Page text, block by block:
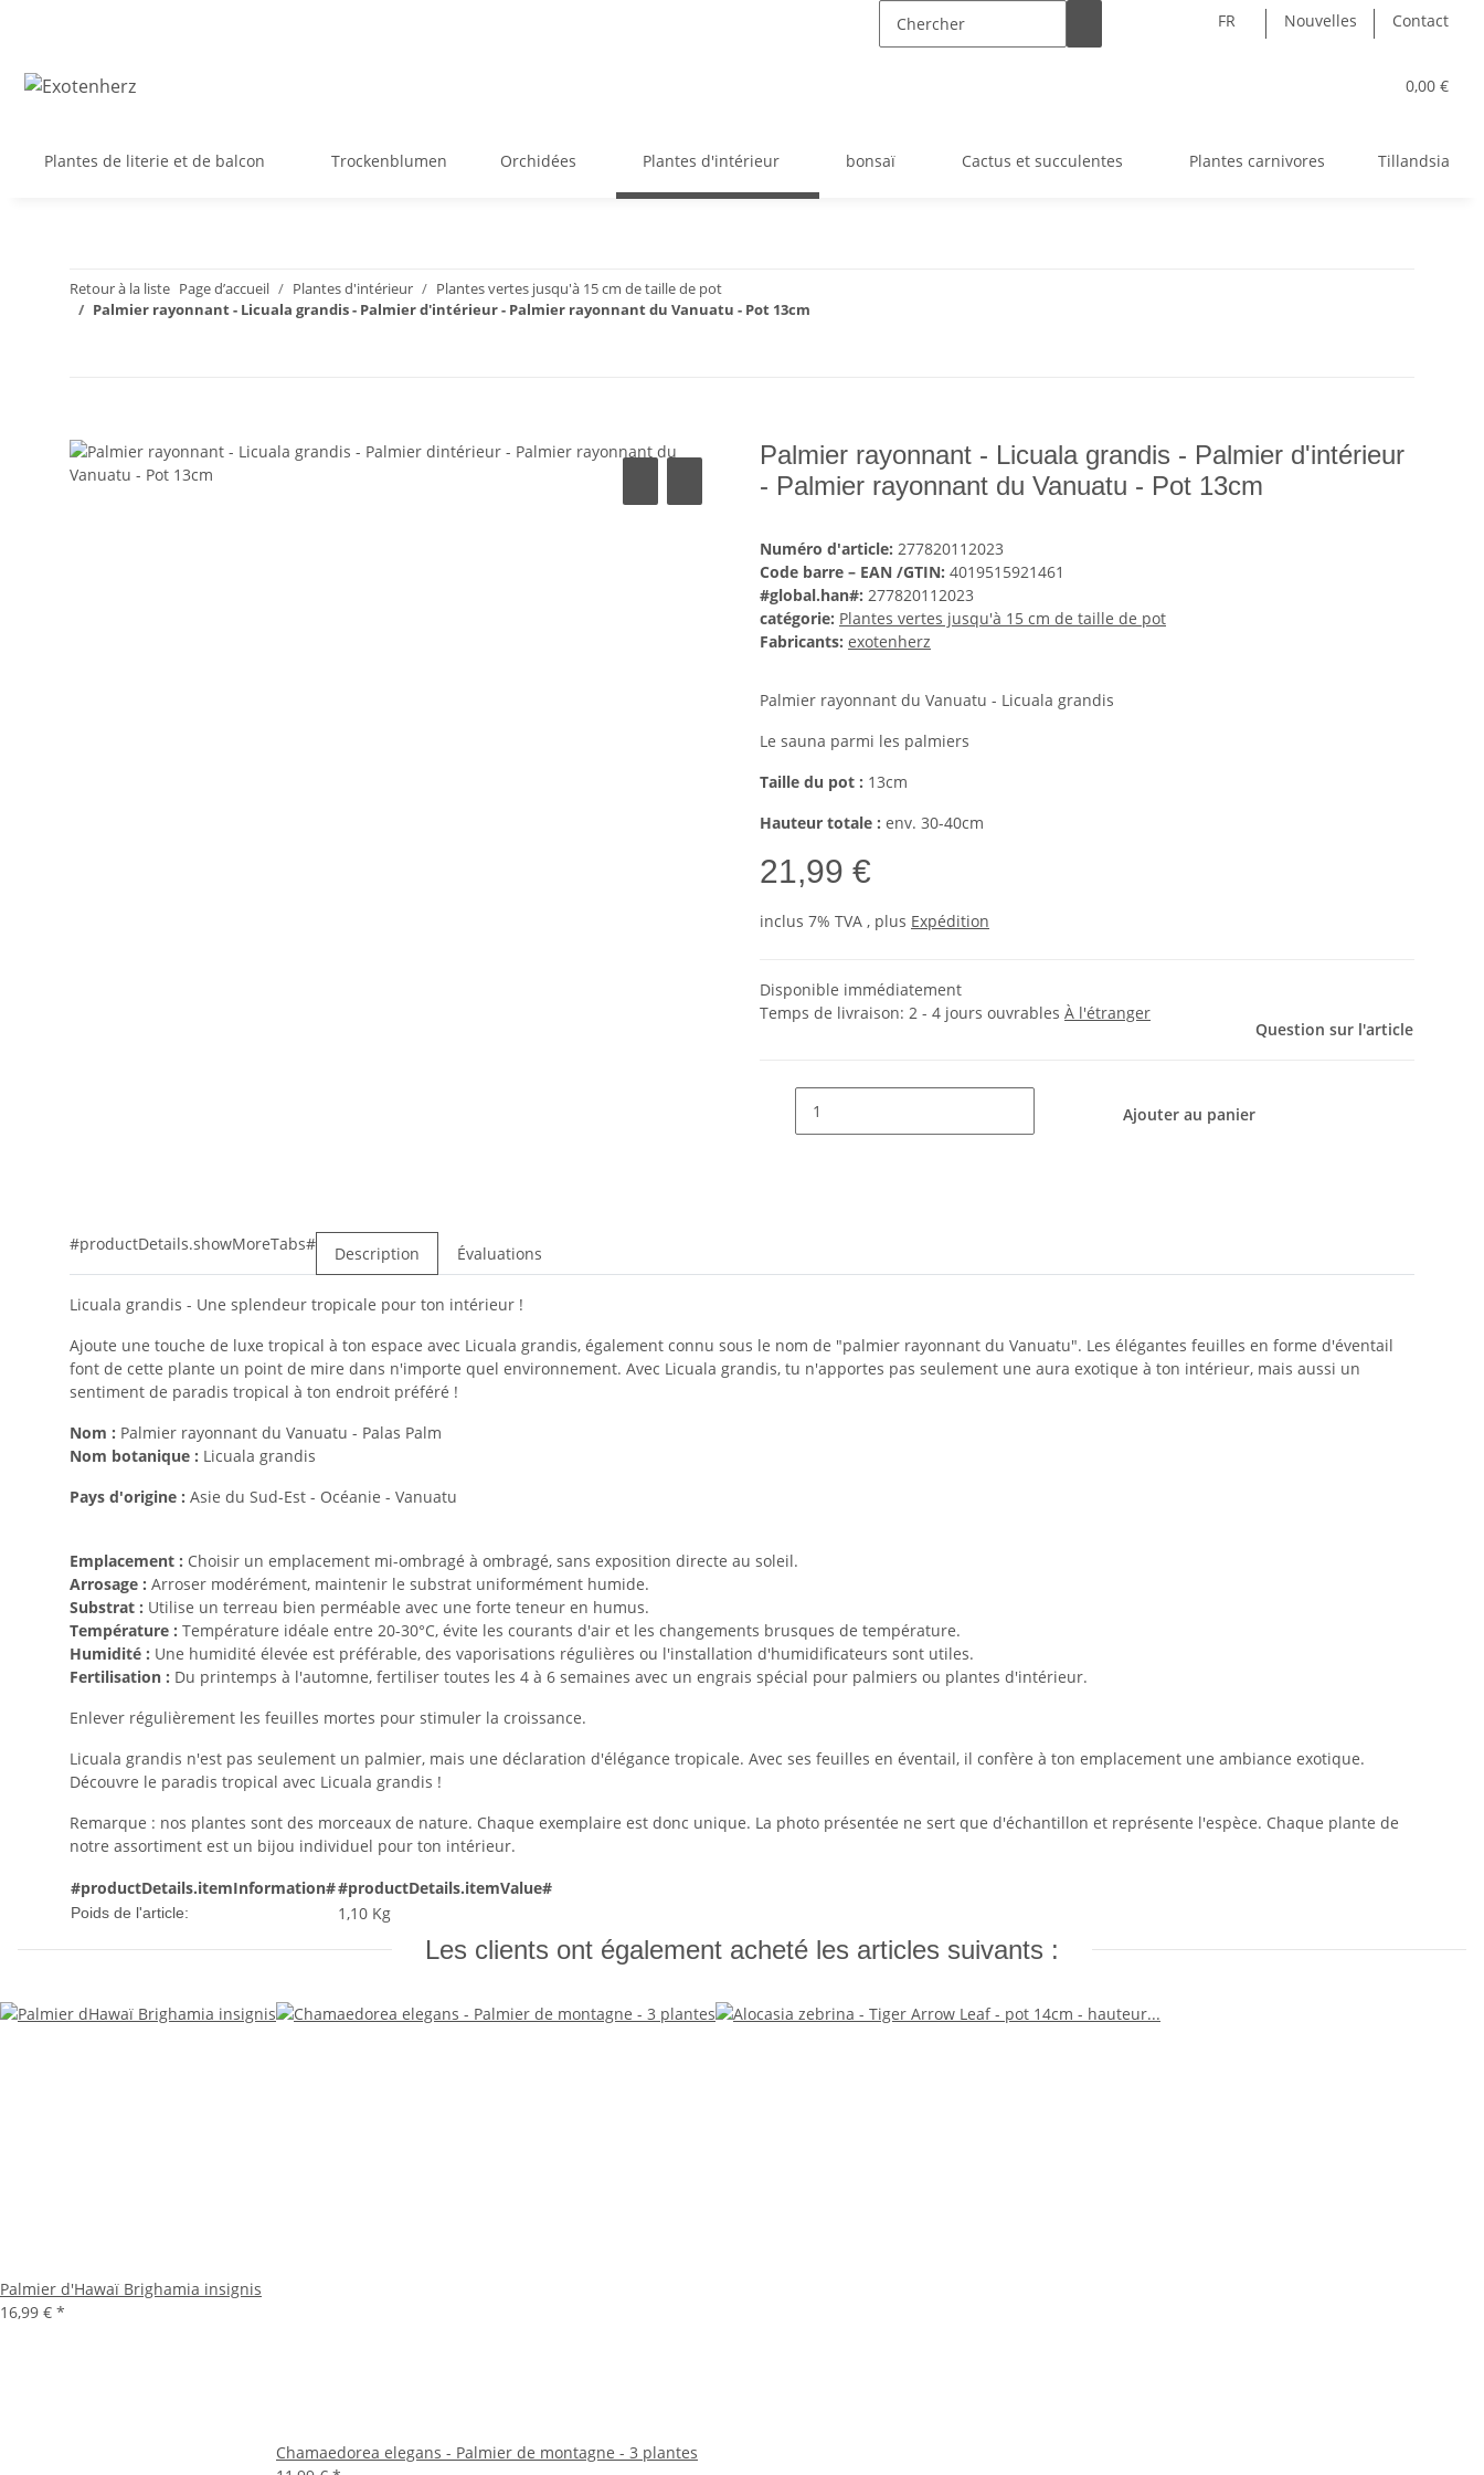
FR Nouvelles Contact
0,00 €
Plantes de literie et de balcon Trockenblumen Orchidées Plantes d'intérieur bonsaï Cactus et succulentes Plantes carnivores Tillandsia
Retour à la liste Page d’accueil Plantes d'intérieur
Plantes vertes jusqu'à 15 cm de taille de pot
Palmier rayonnant - Licuala grandis - Palmier d'intérieur - Palmier rayonnant du Vanuatu - Pot 13cm
Palmier rayonnant - Licuala grandis - Palmier d'intérieur
- Palmier rayonnant du Vanuatu - Pot 13cm
Numéro d'article: 277820112023
Code barre – EAN /GTIN: 4019515921461
#global.han#: 277820112023
catégorie: Plantes vertes jusqu'à 15 cm de taille de pot
Fabricants: exotenherz
Palmier rayonnant du Vanuatu - Licuala grandis
Le sauna parmi les palmiers
Taille du pot : 13cm
Hauteur totale : env. 30-40cm
21,99 €
inclus 7% TVA , plus Expédition
Disponible immédiatement
Temps de livraison: 2 - 4 jours ouvrables À l'étranger
Question sur l'article
Ajouter au panier
#productDetails.showMoreTabs# Description Évaluations
Licuala grandis - Une splendeur tropicale pour ton intérieur !
Ajoute une touche de luxe tropical à ton espace avec Licuala grandis, également connu sous le nom de "palmier rayonnant du Vanuatu". Les élégantes feuilles en forme d'éventail
font de cette plante un point de mire dans n'importe quel environnement. Avec Licuala grandis, tu n'apportes pas seulement une aura exotique à ton intérieur, mais aussi un
sentiment de paradis tropical à ton endroit préféré !
Nom : Palmier rayonnant du Vanuatu - Palas Palm
Nom botanique : Licuala grandis
Pays d'origine : Asie du Sud-Est - Océanie - Vanuatu
Emplacement : Choisir un emplacement mi-ombragé à ombragé, sans exposition directe au soleil.
Arrosage : Arroser modérément, maintenir le substrat uniformément humide.
Substrat : Utilise un terreau bien perméable avec une forte teneur en humus.
Température : Température idéale entre 20-30°C, évite les courants d'air et les changements brusques de température.
Humidité : Une humidité élevée est préférable, des vaporisations régulières ou l'installation d'humidificateurs sont utiles.
Fertilisation : Du printemps à l'automne, fertiliser toutes les 4 à 6 semaines avec un engrais spécial pour palmiers ou plantes d'intérieur.
Enlever régulièrement les feuilles mortes pour stimuler la croissance.
Licuala grandis n'est pas seulement un palmier, mais une déclaration d'élégance tropicale. Avec ses feuilles en éventail, il confère à ton emplacement une ambiance exotique.
Découvre le paradis tropical avec Licuala grandis !
Remarque : nos plantes sont des morceaux de nature. Chaque exemplaire est donc unique. La photo présentée ne sert que d'échantillon et représente l'espèce. Chaque plante de
notre assortiment est un bijou individuel pour ton intérieur.
#productDetails.itemInformation##productDetails.itemValue#
Poids de l'article: 1,10 Kg
Les clients ont également acheté les articles suivants :
Palmier d'Hawaï Brighamia insignis
16,99 € *
Chamaedorea elegans - Palmier de montagne - 3 plantes